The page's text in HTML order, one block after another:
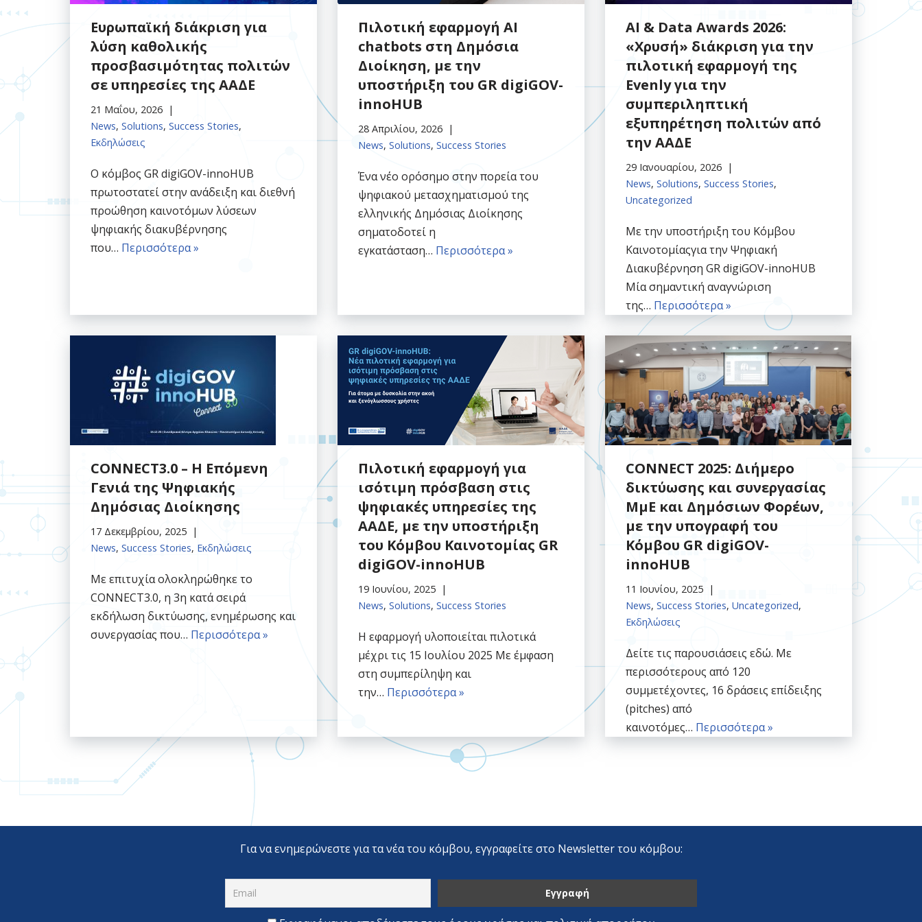
Ευρωπαϊκή διάκριση για
λύση καθολικής
προσβασιμότητας πολιτών
σε υπηρεσίες της ΑΑΔΕ
21 Μαΐου, 2026
News, Solutions, Success Stories,
Εκδηλώσεις
Ο κόμβος GR digiGOV-innoHUB
πρωτοστατεί στην ανάδειξη και διεθνή
προώθηση καινοτόμων λύσεων
ψηφιακής διακυβέρνησης
που… Περισσότερα »
Πιλοτική εφαρμογή ΑΙ
chatbots στη Δημόσια
Διοίκηση, με την
υποστήριξη του GR digiGOV-
innoHUB
28 Απριλίου, 2026
News, Solutions, Success Stories
Ένα νέο ορόσημο στην πορεία του
ψηφιακού μετασχηματισμού της
ελληνικής Δημόσιας Διοίκησης
σηματοδοτεί η
εγκατάσταση… Περισσότερα »
AI & Data Awards 2026:
«Χρυσή» διάκριση για την
πιλοτική εφαρμογή της
Evenly για την
συμπεριληπτική
εξυπηρέτηση πολιτών από
την ΑΑΔΕ
29 Ιανουαρίου, 2026
News, Solutions, Success Stories,
Uncategorized
Mε την υποστήριξη του Κόμβου
Καινοτομίαςγια την Ψηφιακή
Διακυβέρνηση GR digiGOV-innoHUB
Μία σημαντική αναγνώριση
της… Περισσότερα »
CONNECT3.0 – Η Επόμενη
Γενιά της Ψηφιακής
Δημόσιας Διοίκησης
17 Δεκεμβρίου, 2025
News, Success Stories, Εκδηλώσεις
Με επιτυχία ολοκληρώθηκε το
CONNECT3.0, η 3η κατά σειρά
εκδήλωση δικτύωσης, ενημέρωσης και
συνεργασίας που… Περισσότερα »
Πιλοτική εφαρμογή για
ισότιμη πρόσβαση στις
ψηφιακές υπηρεσίες της
ΑΑΔΕ, με την υποστήριξη
του Κόμβου Καινοτομίας GR
digiGOV-innoHUB
19 Ιουνίου, 2025
News, Solutions, Success Stories
Η εφαρμογή υλοποιείται πιλοτικά
μέχρι τις 15 Ιουλίου 2025 Με έμφαση
στη συμπερίληψη και
την… Περισσότερα »
CONNECT 2025: Διήμερο
δικτύωσης και συνεργασίας
ΜμΕ και Δημόσιων Φορέων,
με την υπογραφή του
Κόμβου GR digiGOV-
innoHUB
11 Ιουνίου, 2025
News, Success Stories, Uncategorized,
Εκδηλώσεις
Δείτε τις παρουσιάσεις εδώ. Με
περισσότερους από 120
συμμετέχοντες, 16 δράσεις επίδειξης
(pitches) από
καινοτόμες… Περισσότερα »
Για να ενημερώνεστε για τα νέα του κόμβου, εγγραφείτε στο Newsletter του κόμβου: